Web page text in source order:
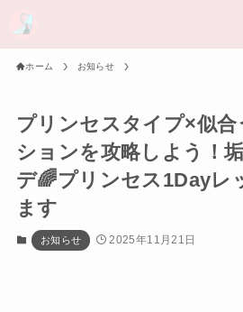
ホーム お知らせ
プリンセスタイプ×似合
ションを攻略しよう！
デ🌈プリンセス1Dayレ
ます
お知らせ 2025年11月21日